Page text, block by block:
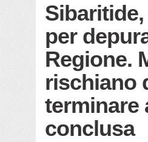
per
Regione.
rischiano
terminare
conclusa